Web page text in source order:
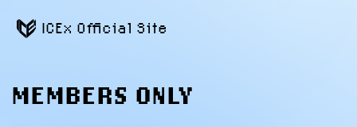
ICEx Official Site
MEMBERS ONLY